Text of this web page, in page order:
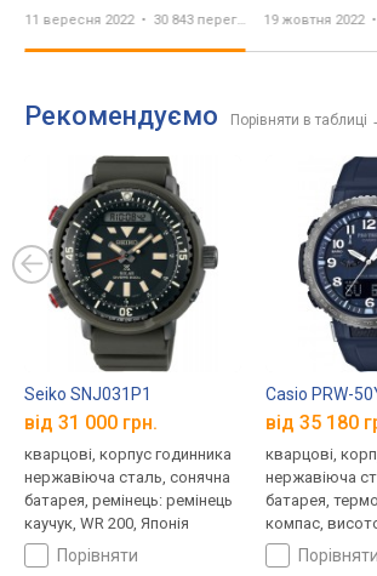
Unbox & Review
11 вересня 2022 30 843 перегляда 19 жовтня 2022
Рекомендуємо Порівняти в таблиці
Seiko SNJ031P1
від 31 000 грн.
кварцові, корпус годинника
нержавіюча сталь, сонячна
батарея, ремінець: ремінець
каучук, WR 200, Японія
порівняти
Casio PRW-
від 35 180
кварцові,
нержавіюча
батарея,
компас,
барометр,
ремінець:
порівняти